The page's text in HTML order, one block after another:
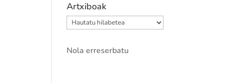
Artxiboak
Artxiboak
Nola erreserbatu